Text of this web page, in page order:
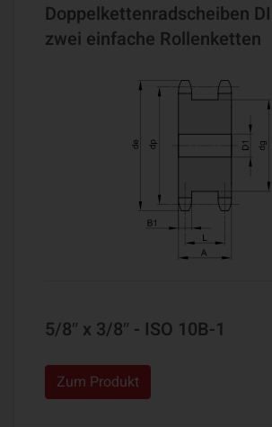
Doppelkettenradscheiben
zwei einfache Rollenketten
5/8″ x 3/8″ - ISO 10B-1
Zum Produkt